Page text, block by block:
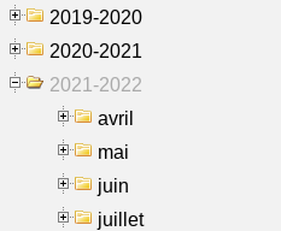
2019-2020
2020-2021
2021-2022
avril
mai
juin
juillet